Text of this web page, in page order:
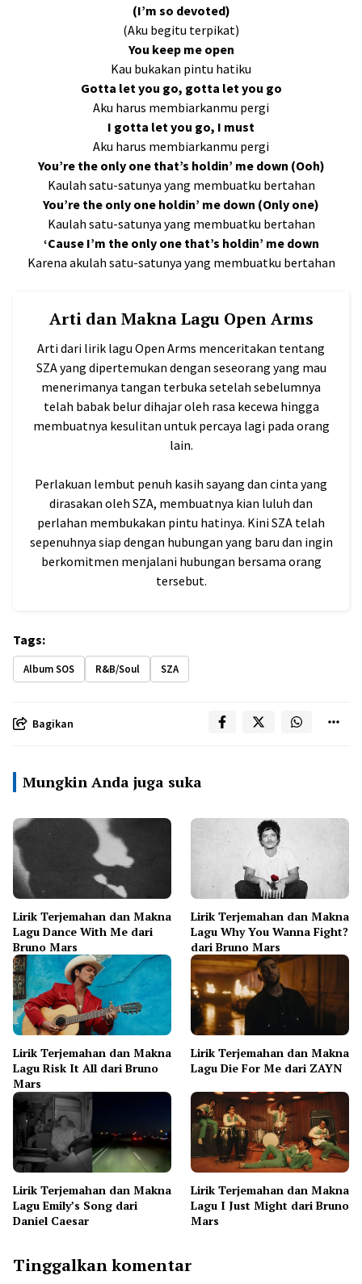
(I’m so devoted)
(Aku begitu terpikat)
You keep me open
Kau bukakan pintu hatiku
Gotta let you go, gotta let you go
Aku harus membiarkanmu pergi
I gotta let you go, I must
Aku harus membiarkanmu pergi
You’re the only one that’s holdin’ me down (Ooh)
Kaulah satu-satunya yang membuatku bertahan
You’re the only one holdin’ me down (Only one)
Kaulah satu-satunya yang membuatku bertahan
‘Cause I’m the only one that’s holdin’ me down
Karena akulah satu-satunya yang membuatku bertahan
Arti dan Makna Lagu Open Arms
Arti dari lirik lagu Open Arms menceritakan tentang
SZA yang dipertemukan dengan seseorang yang mau
menerimanya tangan terbuka setelah sebelumnya
telah babak belur dihajar oleh rasa kecewa hingga
membuatnya kesulitan untuk percaya lagi pada orang
lain.
Perlakuan lembut penuh kasih sayang dan cinta yang
dirasakan oleh SZA, membuatnya kian luluh dan
perlahan membukakan pintu hatinya. Kini SZA telah
sepenuhnya siap dengan hubungan yang baru dan ingin
berkomitmen menjalani hubungan bersama orang
tersebut.
Tags:
Album SOS R&B/Soul SZA
Bagikan
Mungkin Anda juga suka
Lirik Terjemahan dan Makna
Lagu Dance With Me dari
Bruno Mars
Lirik Terjemahan dan Makna
Lagu Why You Wanna Fight?
dari Bruno Mars
Lirik Terjemahan dan Makna
Lagu Risk It All dari Bruno
Mars
Lirik Terjemahan dan Makna
Lagu Die For Me dari ZAYN
Lirik Terjemahan dan Makna
Lagu Emily’s Song dari
Daniel Caesar
Lirik Terjemahan dan Makna
Lagu I Just Might dari Bruno
Mars
Tinggalkan komentar